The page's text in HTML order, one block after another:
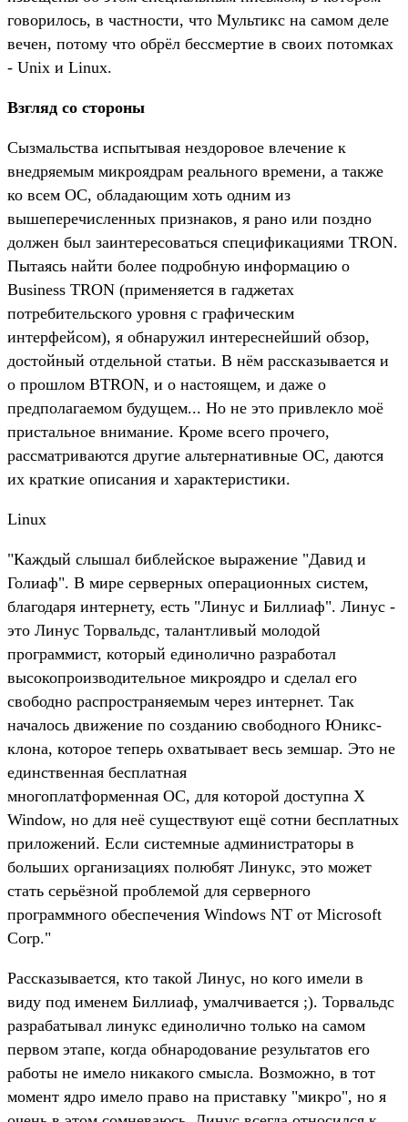
говорилось, в частности, что Мультикс на самом деле
вечен, потому что обрёл бессмертие в своих потомках
- Unix и Linux.
Взгляд со стороны
Сызмальства испытывая нездоровое влечение к
внедряемым микроядрам реального времени, а также
ко всем ОС, обладающим хоть одним из
вышеперечисленных признаков, я рано или поздно
должен был заинтересоваться спецификациями TRON.
Пытаясь найти более подробную информацию о
Business TRON (применяется в гаджетах
потребительского уровня с графическим
интерфейсом), я обнаружил интереснейший обзор,
достойный отдельной статьи. В нём рассказывается и
о прошлом BTRON, и о настоящем, и даже о
предполагаемом будущем... Но не это привлекло моё
пристальное внимание. Кроме всего прочего,
рассматриваются другие альтернативные ОС, даются
их краткие описания и характеристики.
Linux
"Каждый слышал библейское выражение "Давид и
Голиаф". В мире серверных операционных систем,
благодаря интернету, есть "Линус и Биллиаф". Линус -
это Линус Торвальдс, талантливый молодой
программист, который единолично разработал
высокопроизводительное микроядро и сделал его
свободно распространяемым через интернет. Так
началось движение по созданию свободного Юникс-
клона, которое теперь охватывает весь земшар. Это не
единственная бесплатная
многоплатформенная ОС, для которой доступна X
Window, но для неё существуют ещё сотни бесплатных
приложений. Если системные администраторы в
больших организациях полюбят Линукс, это может
стать серьёзной проблемой для серверного
программного обеспечения Windows NT от Microsoft
Corp."
Рассказывается, кто такой Линус, но кого имели в
виду под именем Биллиаф, умалчивается ;). Торвальдс
разрабатывал линукс единолично только на самом
первом этапе, когда обнародование результатов его
работы не имело никакого смысла. Возможно, в тот
момент ядро имело право на приставку "микро", но я